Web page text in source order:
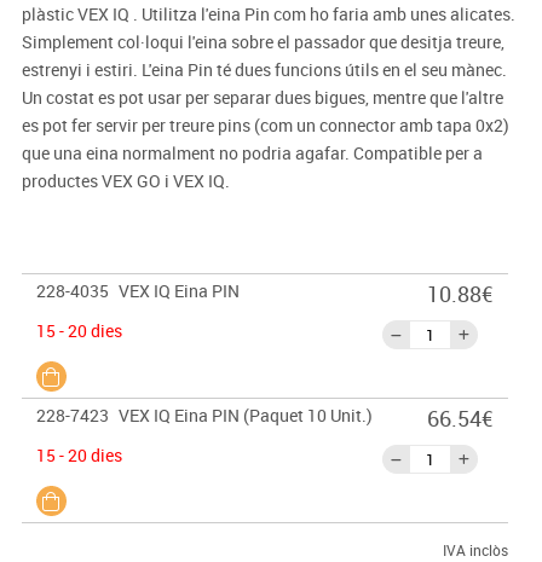
plàstic VEX IQ . Utilitza l'eina Pin com ho faria amb unes alicates.
Simplement col·loqui l'eina sobre el passador que desitja treure,
estrenyi i estiri. L'eina Pin té dues funcions útils en el seu mànec.
Un costat es pot usar per separar dues bigues, mentre que l'altre
es pot fer servir per treure pins (com un connector amb tapa 0x2)
que una eina normalment no podria agafar. Compatible per a
productes VEX GO i VEX IQ.
228-4035 VEX IQ Eina PIN
15 - 20 dies
10.88€
228-7423 VEX IQ Eina PIN (Paquet 10 Unit.)
15 - 20 dies
66.54€
IVA inclòs